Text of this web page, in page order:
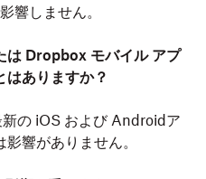
響しません。
Dropbox モバイル アプ
はありますか？
の iOS および Androidア
響がありません。